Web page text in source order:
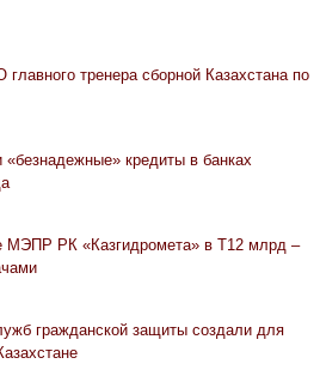
тренера сборной Казахстана по
кредиты в банках
МЭПР РК «Казгидромета» в Т12 млрд –
гражданской защиты создали для